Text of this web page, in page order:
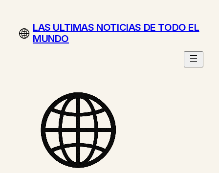
contenidoLAS ULTIMAS NOTICIAS DE TODO EL
MUNDO